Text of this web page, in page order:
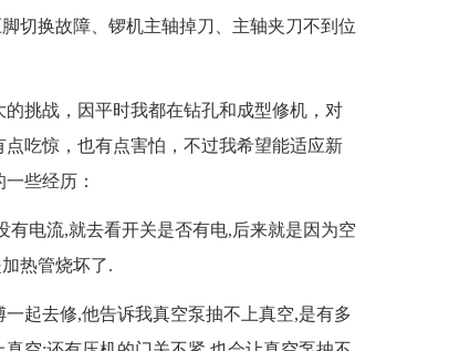
换故障、锣机主轴掉刀、主轴夹刀不到位
挑战，因平时我都在钻孔和成型修机，对
吃惊，也有点害怕，不过我希望能适应新
些经历：
电流,就去看开关是否有电,后来就是因为空
热管烧坏了.
起去修,他告诉我真空泵抽不上真空,是有多